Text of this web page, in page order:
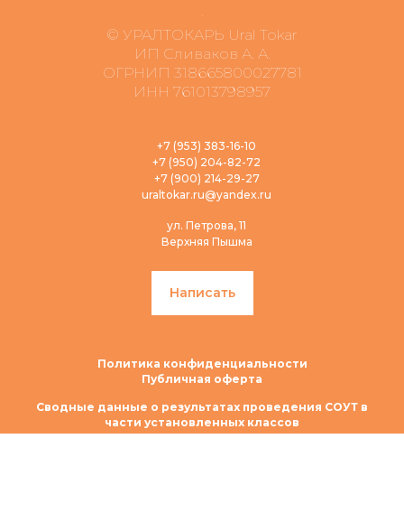
© УРАЛТОКАРЬ Ural Tokar
ИП Сливаков А. А.
ОГРНИП 318665800027781
ИНН 761013798957
+7 (953) 383-16-10
+7 (950) 204-82-72
+7 (900) 214-29-27
uraltokar.ru@yandex.ru
ул. Петрова, 11
Верхняя Пышма
Написать
Политика конфиденциальности
Публичная оферта
Сводные данные о результатах проведения СОУТ в
части установленных классов